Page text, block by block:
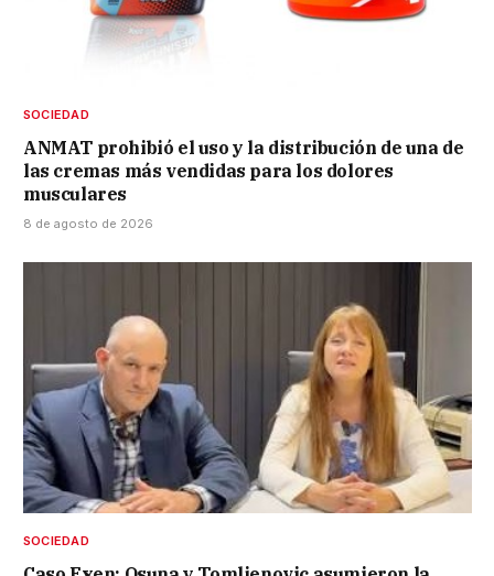
SOCIEDAD
ANMAT prohibió el uso y la distribución de una de
las cremas más vendidas para los dolores
musculares
8 de agosto de 2026
SOCIEDAD